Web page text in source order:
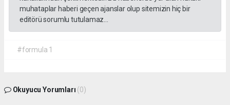
muhataplar haberi geçen ajanslar olup sitemizin hiç bir
editörü sorumlu tutulamaz...
#formula 1
Okuyucu Yorumları (0)